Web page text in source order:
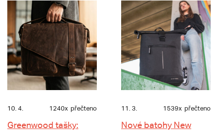
10. 4. 1240x přečteno
Greenwood tašky:
11. 3. 1539x přečteno
Nové batohy New